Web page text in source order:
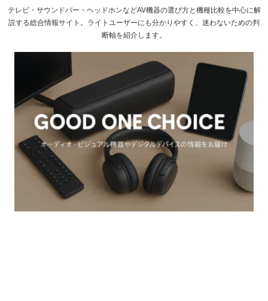
テレビ・サウンドバー・ヘッドホンなどAV機器の選び方と機種比較を中心に解
説する総合情報サイト。ライトユーザーにも分かりやすく、迷わないための判
断軸を紹介します。